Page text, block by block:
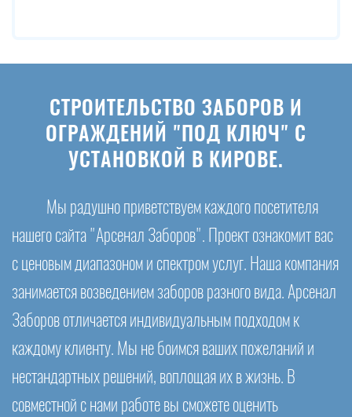
СТРОИТЕЛЬСТВО ЗАБОРОВ И
ОГРАЖДЕНИЙ "ПОД КЛЮЧ" С
УСТАНОВКОЙ В КИРОВЕ.
Мы радушно приветствуем каждого посетителя
нашего сайта "Арсенал Заборов". Проект ознакомит вас
с ценовым диапазоном и спектром услуг. Наша компания
занимается возведением заборов разного вида. Арсенал
Заборов отличается индивидуальным подходом к
каждому клиенту. Мы не боимся ваших пожеланий и
нестандартных решений, воплощая их в жизнь. В
совместной с нами работе вы сможете оценить